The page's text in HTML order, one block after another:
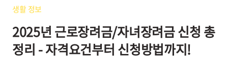
생활 정보
2025년 근로장려금/자녀장려금 신청 총
정리 - 자격요건부터 신청방법까지!